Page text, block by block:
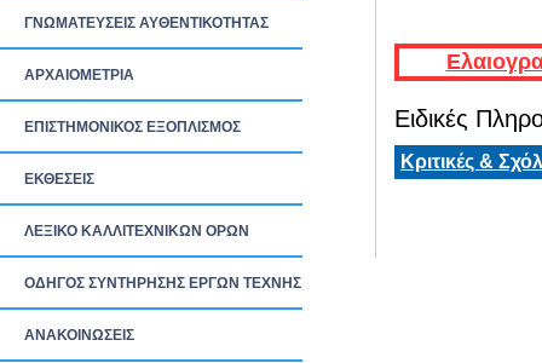
ΓΝΩΜΑΤΕΥΣΕΙΣ ΑΥΘΕΝΤΙΚΟΤΗΤΑΣ
ΑΡΧΑΙΟΜΕΤΡΙΑ
ΕΠΙΣΤΗΜΟΝΙΚΟΣ ΕΞΟΠΛΙΣΜΟΣ
ΕΚΘΕΣΕΙΣ
ΛΕΞΙΚΟ ΚΑΛΛΙΤΕΧΝΙΚΩΝ ΟΡΩΝ
ΟΔΗΓΟΣ ΣΥΝΤΗΡΗΣΗΣ ΕΡΓΩΝ ΤΕΧΝΗΣ
ΑΝΑΚΟΙΝΩΣΕΙΣ
Ειδικές
Κριτικές &